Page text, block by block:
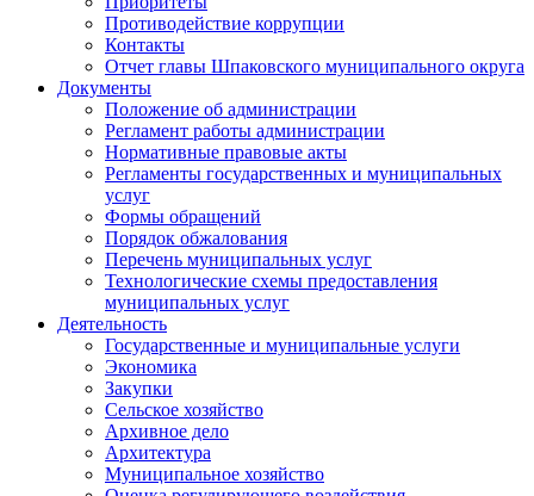
Противодействие коррупции
Контакты
Отчет главы Шпаковского муниципального округа
Документы
Положение об администрации
Регламент работы администрации
Нормативные правовые акты
Регламенты государственных и муниципальных
услуг
Формы обращений
Порядок обжалования
Перечень муниципальных услуг
Технологические схемы предоставления
муниципальных услуг
Деятельность
Государственные и муниципальные услуги
Экономика
Закупки
Сельское хозяйство
Архивное дело
Архитектура
Муниципальное хозяйство